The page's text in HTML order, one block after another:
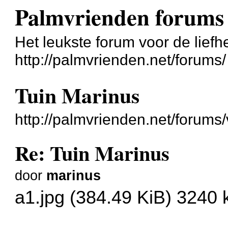
Palmvrienden forums
Het leukste forum voor de
http://palmvrienden.net/forums/
Tuin Marinus
http://palmvrienden.net/
Re: Tuin Marinus
door marinus
a1.jpg (384.49 KiB) 3240